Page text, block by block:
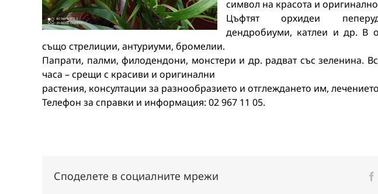
символ на красота и
Цъфтят
орхидеи
дендробиуми, катлеи и др. В
също стрелиции, антуриуми, бромелии.
Папрати, палми, филодендони, монстери и др. радват със зеленина.
часа –срещи с красиви и оригинални
растения, консултации за разнообразието и отглеждането им,
Телефон за справки и информация: 02 967 11 05.
Споделете в социалните мрежи